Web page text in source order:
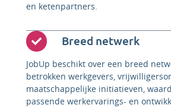
en ketenpartners.
Breed netwerk
JobUp beschikt over een breed
betrokken werkgevers,
maatschappelijke initiatieven,
passende werkervarings- en